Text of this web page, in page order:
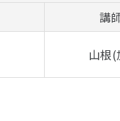
講
山根(